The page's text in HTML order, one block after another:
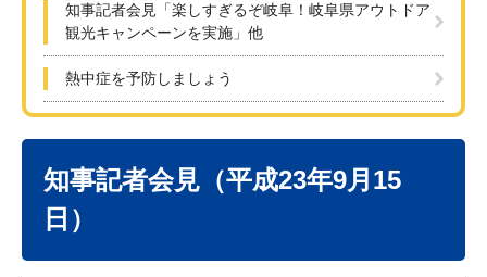
知事記者会見「楽しすぎるぞ岐阜！岐阜県アウトドア
観光キャンペーンを実施」他
熱中症を予防しましょう
知事記者会見（平成23年9月15
日）